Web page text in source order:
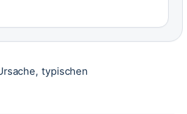
typischen